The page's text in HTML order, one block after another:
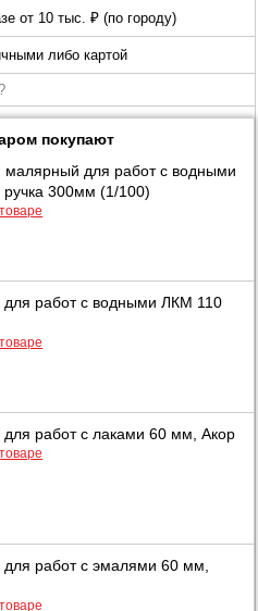
от 10 тыс. ₽ (по городу)
либо картой
покупают
малярный для работ с водными
300мм (1/100)
для работ с водными ЛКМ 110
для работ с лаками 60 мм, Акор
для работ с эмалями 60 мм,